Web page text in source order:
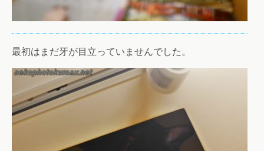
最初はまだ牙が目立っていませんでした。